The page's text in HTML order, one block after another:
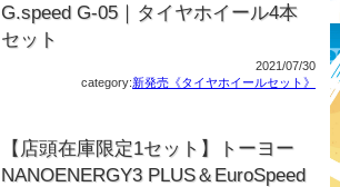
G.speed G-05｜タイヤホイール4本
セット
2021/07/30
category:新発売《タイヤホイールセット》
【店頭在庫限定1セット】トーヨー
NANOENERGY3 PLUS＆EuroSpeed